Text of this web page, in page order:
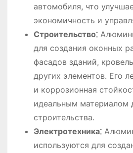
автомобиля, что
экономичность и
Строительство⁚
для создания оконных
фасадов зданий,
других элементов․ Его
и коррозионная
идеальным материалом
строительства․
Электротехника⁚
используются для